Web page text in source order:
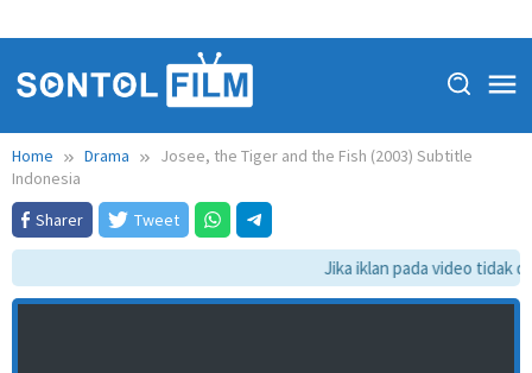
Home Drama
Josee, the Tiger and the Fish (2003) Subtitle
Indonesia
Sharer
Tweet
Jika iklan pada video tidak